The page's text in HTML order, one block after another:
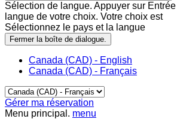
Sélection de langue. Appuyer sur
langue de votre choix. Votre choix est
Sélectionnez le pays et la langue
Fermer la boîte de dialogue.
Canada (CAD) - English
Canada (CAD) - Français
Gérer ma réservation
Menu principal. menu